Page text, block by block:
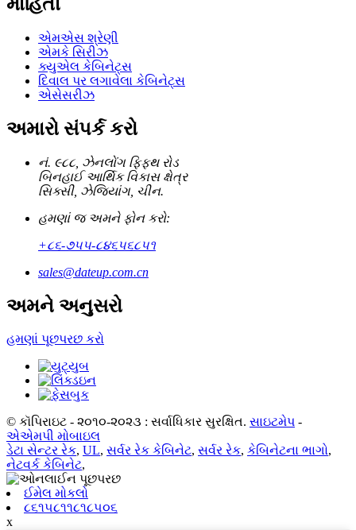
એમએસ શ્રેણી
એમકે સિરીઝ
ક્યુએલ કેબિનેટ્સ
દિવાલ પર લગાવેલા કેબિનેટ્સ
એસેસરીઝ
અમારો સંપર્ક કરો
નં. ૯૮૮, ઝેનલોંગ ફિફ્થ રોડ
બિનહાઈ આર્થિક વિકાસ ક્ષેત્ર
સિક્સી, ઝેજિયાંગ, ચીન.
હમણાં જ અમને ફોન કરો:
+૮૬-૭૫૫-૮૪૬૫૬૮૫૧
sales@dateup.com.cn
અમને અનુસરો
હમણાં પૂછપરછ કરો
© કૉપિરાઇટ - ૨૦૧૦-૨૦૨૩ : સર્વાધિકાર સુરક્ષિત. સાઇટમેપ -
એએમપી મોબાઇલ
ડેટા સેન્ટર રેક, UL, સર્વર રેક કેબિનેટ, સર્વર રેક, કેબિનેટના ભાગો,
નેટવર્ક કેબિનેટ,
ઈમેલ મોકલો
૮૬૧૫૮૧૧૮૧૮૫૦૬
x